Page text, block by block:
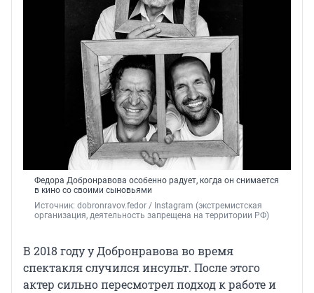
Федора Добронравова особенно радует, когда он снимается
в кино со своими сыновьями
Источник: dobronravov.fedor / Instagram (экстремистская
организация, деятельность запрещена на территории РФ)
В 2018 году у Добронравова во время
спектакля случился инсульт. После этого
актер сильно пересмотрел подход к работе и